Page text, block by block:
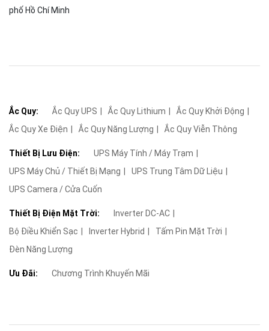
phố Hồ Chí Minh
Ắc Quy: Ắc Quy UPS Ắc Quy Lithium
Ắc Quy Khởi Động
Ắc Quy Xe Điện
Ắc Quy Năng Lượng Ắc Quy Viễn Thông
Thiết Bị Lưu Điện:
UPS Máy Tính / Máy Trạm
UPS Máy Chủ / Thiết Bị Mạng
UPS Trung Tâm Dữ Liệu
UPS Camera / Cửa Cuốn
Thiết Bị Điện Mặt Trời:
Inverter DC-AC
Bộ Điều Khiển Sạc
Inverter Hybrid
Tấm Pin Mặt Trời
Đèn Năng Lượng
Ưu Đãi: Chương Trình Khuyến Mãi